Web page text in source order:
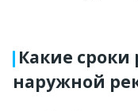
Какие
наружной